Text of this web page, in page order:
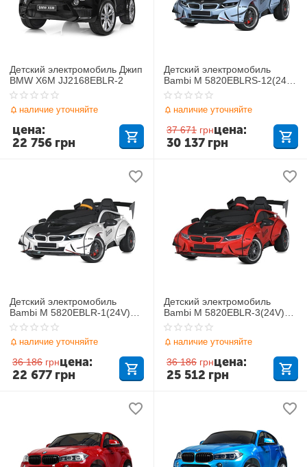
Детский электромобиль Джип
BMW X6M JJ2168EBLR-2
наличие уточняйте
22 756 грн
цена:
Детский электромобиль
Bambi M 5820EBLRS-12(24V)
BMW
наличие уточняйте
37 671 грн
30 137 грн
цена:
Детский электромобиль
Bambi M 5820EBLR-1(24V)
BMW
наличие уточняйте
36 186 грн
22 677 грн
цена:
Детский электромобиль
Bambi M 5820EBLR-3(24V)
BMW
наличие уточняйте
36 186 грн
25 512 грн
цена: